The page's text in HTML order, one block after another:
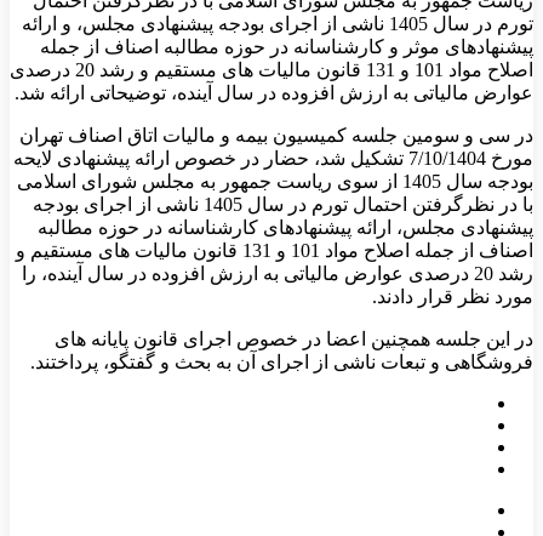
تورم در سال 1405 ناشی از اجرای بودجه پیشنهادی مجلس، و ارائه
پیشنهادهای موثر و کارشناسانه در حوزه مطالبه اصناف از جمله
اصلاح مواد 101 و 131 قانون مالیات های مستقیم و رشد 20 درصدی
عوارض مالیاتی به ارزش افزوده در سال آینده، توضیحاتی ارائه شد.
در سی و سومین جلسه کمیسیون بیمه و مالیات اتاق اصناف تهران
مورخ 7/10/1404 تشکیل شد، حضار در خصوص ارائه پیشنهادی لایحه
بودجه سال 1405 از سوی ریاست جمهور به مجلس شورای اسلامی
با در نظرگرفتن احتمال تورم در سال 1405 ناشی از اجرای بودجه
پیشنهادی مجلس، ارائه پیشنهادهای کارشناسانه در حوزه مطالبه
اصناف از جمله اصلاح مواد 101 و 131 قانون مالیات های مستقیم و
رشد 20 درصدی عوارض مالیاتی به ارزش افزوده در سال آینده، را
مورد نظر قرار دادند.
در این جلسه همچنین اعضا در خصوص اجرای قانون پایانه های
فروشگاهی و تبعات ناشی از اجرای آن به بحث و گفتگو، پرداختند.